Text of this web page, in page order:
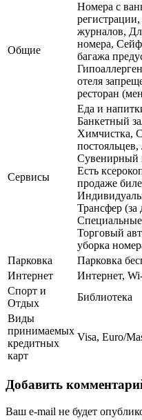
Общие
Номера с
журналов,
номера,
багажа
отеля
ресторан
Сервисы
Еда и
Банкетный
Химчистка,
Сувенирный
Есть
продаже
Трансфер (за
Торговый
уборка
Парковка
Парковка
Интернет
Интернет,
Спорт и
Отдых
Библиотека
Виды
принимаемых
кредитных
карт
Visa, Euro/
Добавить
Ваш e-mail не будет